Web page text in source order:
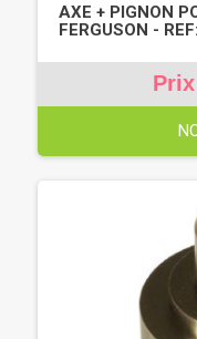
AXE + PIGNON
FERGUSON -